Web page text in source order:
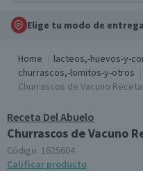
Elige tu modo de entrega
Home
lacteos,-huevos-y-
churrascos,-lomitos-y-otros
Churrascos de Vacuno
Receta Del Abuelo
Churrascos de Vacuno
Código: 1625604
Calificar producto